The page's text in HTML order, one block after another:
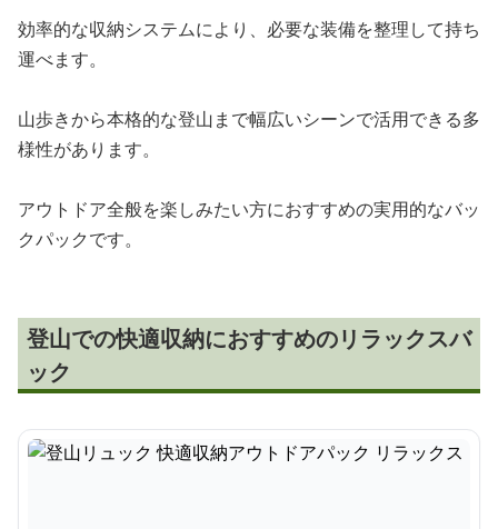
効率的な収納システムにより、必要な装備を整理して持ち
運べます。
山歩きから本格的な登山まで幅広いシーンで活用できる多
様性があります。
アウトドア全般を楽しみたい方におすすめの実用的なバッ
クパックです。
登山での快適収納におすすめのリラックスバ
ック